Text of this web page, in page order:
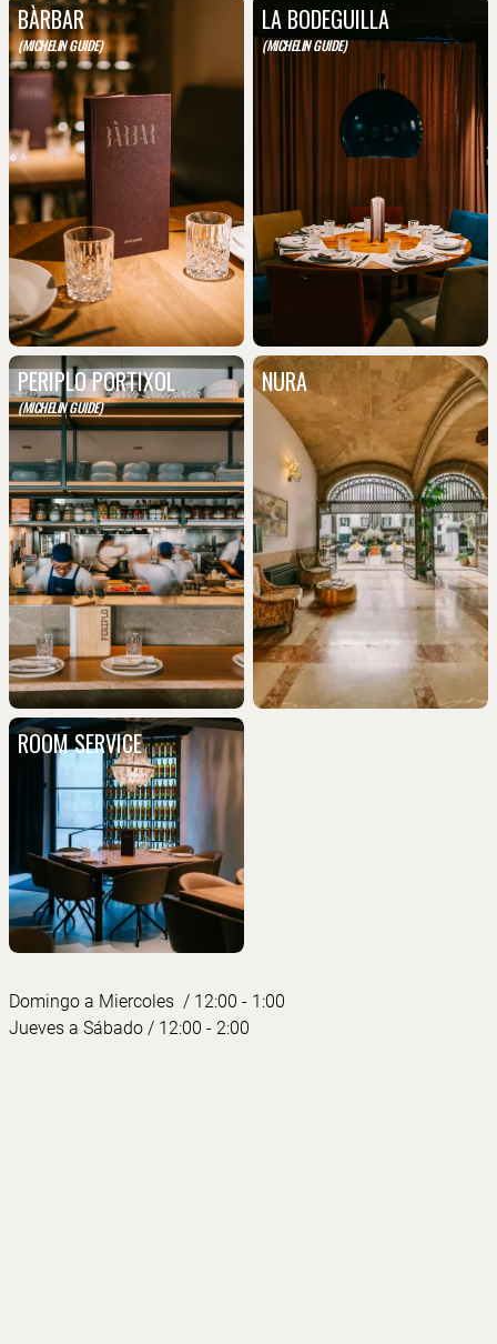
BÀRBAR
(MICHELIN GUIDE)
LA BODEGUILLA
(MICHELIN GUIDE)
PERIPLO PORTIXOL
(MICHELIN GUIDE)
NURA
ROOM SERVICE
Domingo a Miercoles / 12:00 - 1:00
Jueves a Sábado / 12:00 - 2:00